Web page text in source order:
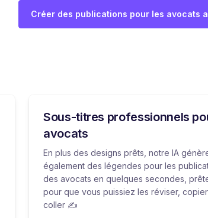
Créer des publications pour les avocats
Sous-titres professionnels
avocats
En plus des designs prêts, notre IA
également des légendes pour les
des avocats en quelques secondes,
pour que vous puissiez les réviser,
coller ✍️